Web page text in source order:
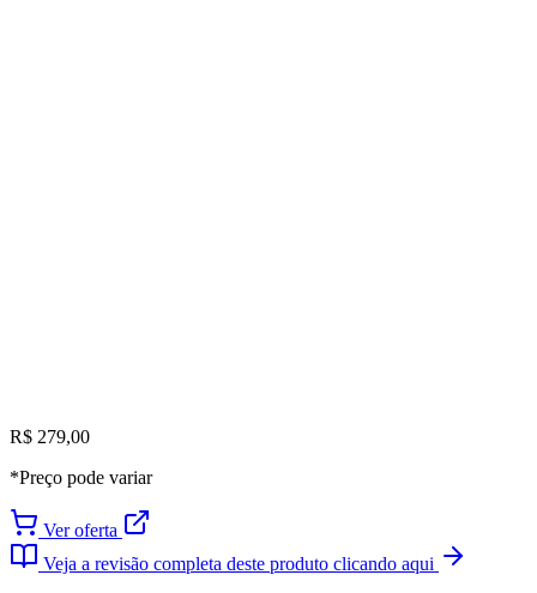
R$ 279,00
*Preço pode variar
Ver oferta
Veja a revisão completa deste produto clicando aqui